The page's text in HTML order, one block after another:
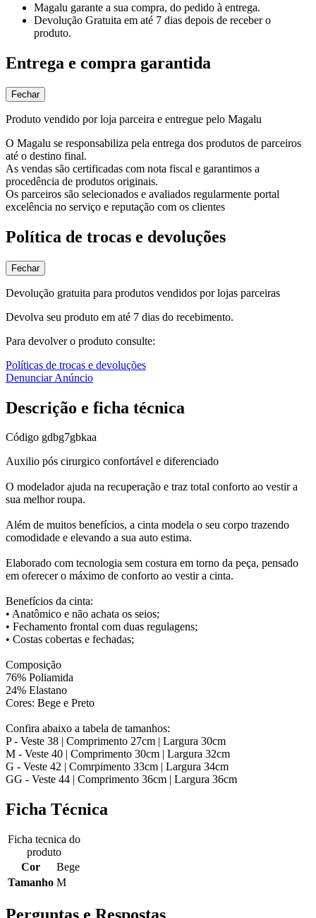
Magalu garante a sua compra, do pedido à entrega.
Devolução Gratuita em até 7 dias depois de receber o
produto.
Entrega e compra garantida
Fechar
Produto vendido por loja parceira e entregue pelo Magalu
O Magalu se responsabiliza pela entrega dos produtos de parceiros
até o destino final.
As vendas são certificadas com nota fiscal e garantimos a
procedência de produtos originais.
Os parceiros são selecionados e avaliados regularmente portal
excelência no serviço e reputação com os clientes
Política de trocas e devoluções
Fechar
Devolução gratuita para produtos vendidos por lojas parceiras
Devolva seu produto em até 7 dias do recebimento.
Para devolver o produto consulte:
Políticas de trocas e devoluções
Denunciar Anúncio
Descrição e ficha técnica
Código gdbg7gbkaa
Auxilio pós cirurgico confortável e diferenciado
O modelador ajuda na recuperação e traz total conforto ao vestir a
sua melhor roupa.
Além de muitos benefícios, a cinta modela o seu corpo trazendo
comodidade e elevando a sua auto estima.
Elaborado com tecnologia sem costura em torno da peça, pensado
em oferecer o máximo de conforto ao vestir a cinta.
Benefícios da cinta:
• Anatômico e não achata os seios;
• Fechamento frontal com duas regulagens;
• Costas cobertas e fechadas;
Composição
76% Poliamida
24% Elastano
Cores: Bege e Preto
Confira abaixo a tabela de tamanhos:
P - Veste 38 | Comprimento 27cm | Largura 30cm
M - Veste 40 | Comprimento 30cm | Largura 32cm
G - Veste 42 | Comrpimento 33cm | Largura 34cm
GG - Veste 44 | Comprimento 36cm | Largura 36cm
Ficha Técnica
Ficha tecnica do
produto
Cor
Bege
Tamanho M